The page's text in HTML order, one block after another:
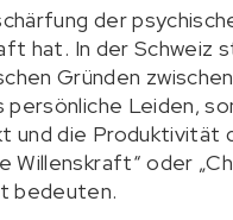
der
hat. In der Schweiz
Gründen
Leiden,
die Produktivität
Willenskraft“ oder
bedeuten.